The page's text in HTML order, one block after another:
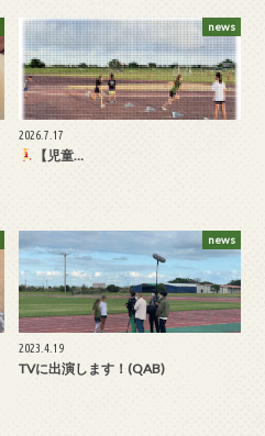
news
2026.7.17
【児童…
news
2023.4.19
TVに出演します！(QAB)